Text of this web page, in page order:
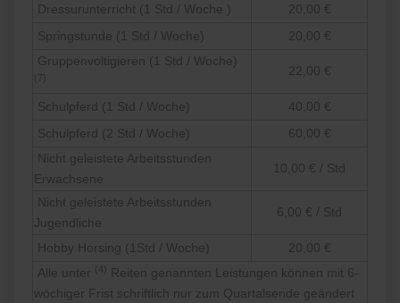
Dressurunterricht (1 Std / Woche )
20,00 €
Springstunde (1 Std / Woche)
20,00 €
Gruppenvoltigieren (1 Std / Woche)
(7) 22,00 €
Schulpferd (1 Std / Woche)
40,00 €
Schulpferd (2 Std / Woche)
60,00 €
Nicht geleistete Arbeitsstunden
Erwachsene
10,00 € / Std
Nicht geleistete Arbeitsstunden
Jugendliche
6,00 € / Std
Hobby Horsing (1Std / Woche)
20,00 €
Alle unter
(4) Reiten genannten Leistungen können mit 6-
wöchiger Frist schriftlich nur zum Quartalsende geändert